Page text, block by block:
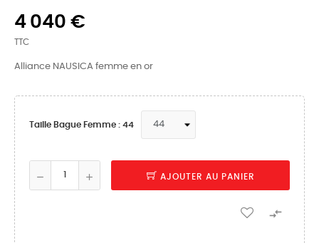
4 040 €
TTC
Alliance NAUSICA femme en or
Taille Bague Femme : 44
AJOUTER AU PANIER
